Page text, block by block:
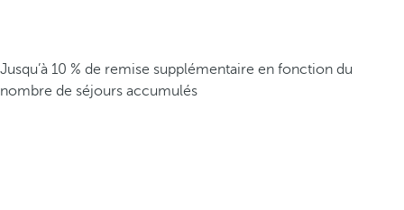
Jusqu’à 10 % de remise supplémentaire en fonction du
nombre de séjours accumulés